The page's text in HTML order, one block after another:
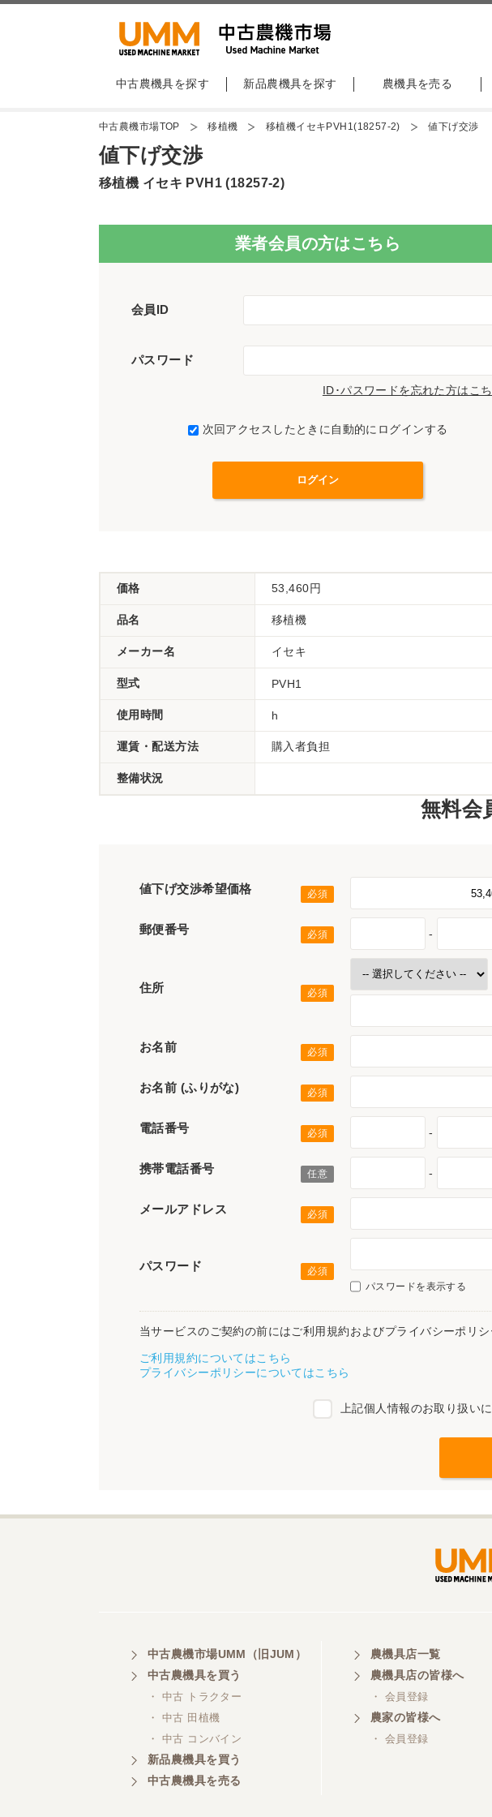
中古農機具を探す 新品農機具を探す 農機具を売る
中古農機市場TOP 移植機 移植機イセキPVH1(18257-2) 値下げ交渉
値下げ交渉
移植機 イセキ PVH1 (18257-2)
業者会員の方はこちら
会員ID
パスワード
ID･パスワードを忘れた方はこ
次回アクセスしたときに自動的にログインする
価格 53,460円
品名 移植機
メーカー名 イセキ
型式 PVH1
使用時間 h
運賃・配送方法 購入者負担
整備状況
無料会
値下げ交渉希望価格
郵便番号 -
住所
お名前
お名前 (ふりがな)
電話番号 -
携帯電話番号 -
メールアドレス
パスワード
パスワードを表示する
当サービスのご契約の前にはご利用規約およびプライバシーポリシ
ご利用規約についてはこちら
プライバシーポリシーについてはこちら
上記個人情報のお取り扱い
中古農機市場UMM（旧JUM）
中古農機具を買う
・ 中古 トラクター
・ 中古 田植機
・ 中古 コンバイン
新品農機具を買う
中古農機具を売る
農機具店一覧
農機具店の皆様へ
・ 会員登録
農家の皆様へ
・ 会員登録